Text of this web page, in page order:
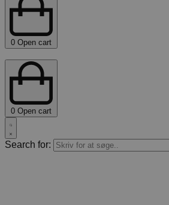
0 Open cart
0 Open cart
Search for: